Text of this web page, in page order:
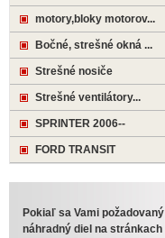
motory,bloky motorov...
Bočné, strešné okná ...
Strešné nosiče
Strešné ventilátory...
SPRINTER 2006--
FORD TRANSIT
Pokiaľ sa Vami požadovaný
náhradný diel na stránkach